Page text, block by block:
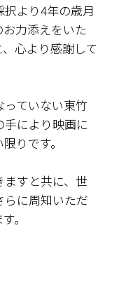
より4年の歳月
力添えをいた
心より感謝して
ていない東竹
により映画に
りです。
すと共に、世
に周知いただ
。